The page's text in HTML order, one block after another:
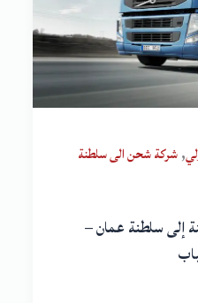
,شركة شحن الى سلطنة
إلى سلطنة عمان –